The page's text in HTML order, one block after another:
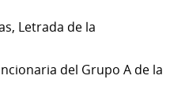
Letrada de la
del Grupo A de la